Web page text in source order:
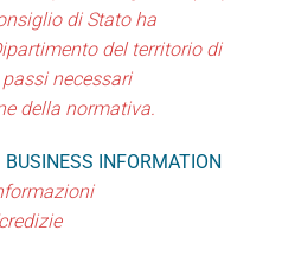
di Stato ha
del territorio di
necessari
della normativa.
BUSINESS INFORMATION